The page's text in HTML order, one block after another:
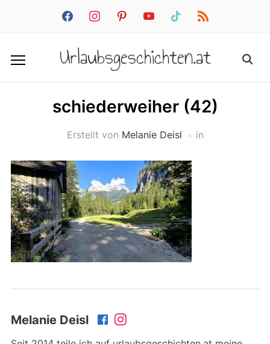
facebookinstagrampinterestyoutube tiktok rss
Urlaubsgeschichten.at
schiederweiher (42)
Erstellt von Melanie Deisl in
Melanie Deisl